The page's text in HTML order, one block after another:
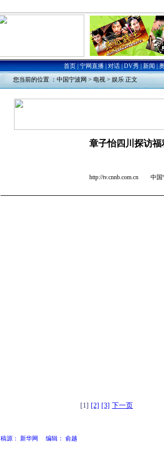
您当前的位置 ： 中国宁波网 > 电视 > 娱乐 正文
章子怡四川探访
http://tv.cnnb.com.cn
[1] [2] [3] 下一页
稿源： 新华网 编辑： 俞越